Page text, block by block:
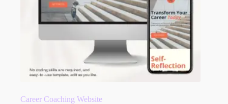
Career Coaching Website